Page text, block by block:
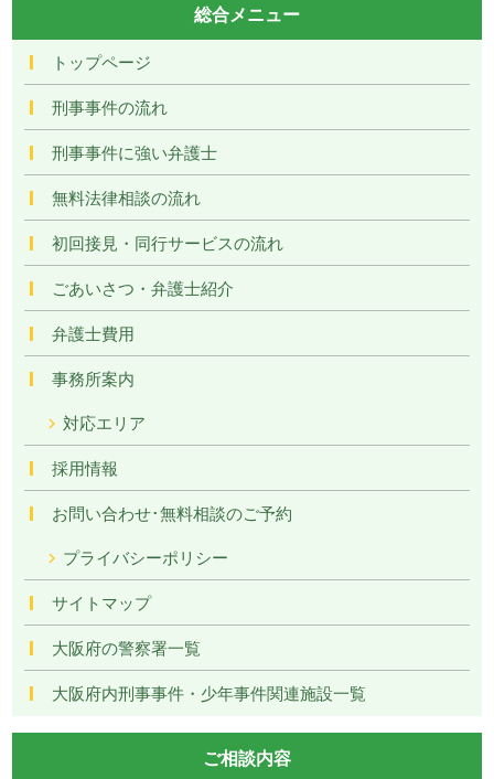
総合メニュー
トップページ
刑事事件の流れ
刑事事件に強い弁護士
無料法律相談の流れ
初回接見・同行サービスの流れ
ごあいさつ・弁護士紹介
弁護士費用
事務所案内
対応エリア
採用情報
お問い合わせ･無料相談のご予約
プライバシーポリシー
サイトマップ
大阪府の警察署一覧
大阪府内刑事事件・少年事件関連施設一覧
ご相談内容